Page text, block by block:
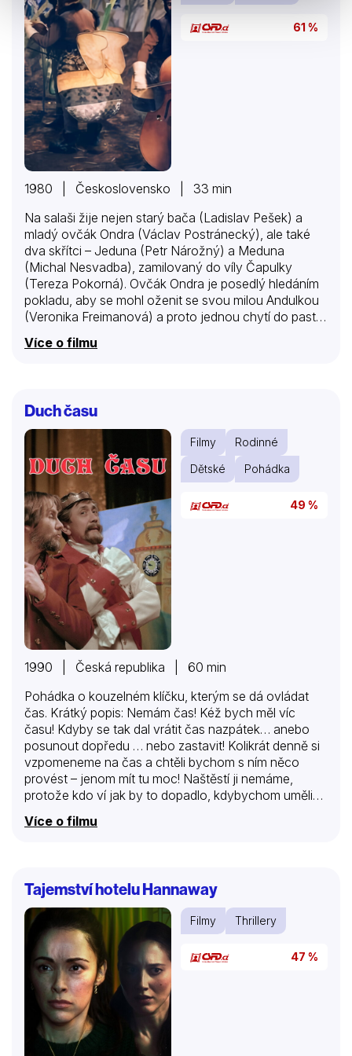
61 %
1980 | Československo | 33 min
Na salaši žije nejen starý bača (Ladislav Pešek) a
mladý ovčák Ondra (Václav Postránecký), ale také
dva skřítci – Jeduna (Petr Nárožný) a Meduna
(Michal Nesvadba), zamilovaný do víly Čapulky
(Tereza Pokorná). Ovčák Ondra je posedlý hledáním
pokladu, aby se mohl oženit se svou milou Andulkou
(Veronika Freimanová) a proto jednou chytí do pasti
Medunu, aby od něj zjistil, kde poklad najít…
Více o filmu
Duch času
Filmy
Rodinné
Dětské
Pohádka
49 %
1990 | Česká republika | 60 min
Pohádka o kouzelném klíčku, kterým se dá ovládat
čas. Krátký popis: Nemám čas! Kéž bych měl víc
času! Kdyby se tak dal vrátit čas nazpátek… anebo
posunout dopředu … nebo zastavit! Kolikrát denně si
vzpomeneme na čas a chtěli bychom s ním něco
provést – jenom mít tu moc! Naštěstí ji nemáme,
protože kdo ví jak by to dopadlo, kdybychom uměli
a kouzelný klíček, který dostal hodinářský tovaryš od
Více o filmu
Tajemství hotelu Hannaway
Filmy Thrillery
47 %